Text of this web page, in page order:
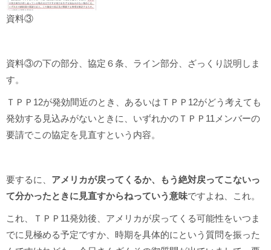
資料③
資料③の下の部分、協定６条、ライン部分、ざっくり説明しま
す。
ＴＰＰ12が発効間近のとき、あるいはＴＰＰ12がどう考えても
発効する見込みがないときに、いずれかのＴＰＰ11メンバーの
要請でこの協定を見直すという内容。
要するに、 アメリカが戻ってくるか、もう絶対戻ってこないっ
て分かったときに見直すからねっていう意味ですよね、これ。
これ、ＴＰＰ11発効後、アメリカが戻ってくる可能性をいつま
でに見極める予定ですか、時期を具体的にという質問を振った